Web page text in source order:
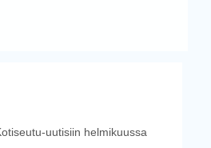
uutisiin helmikuussa